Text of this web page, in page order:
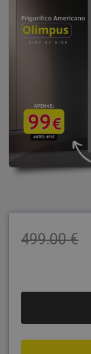
499.00 €